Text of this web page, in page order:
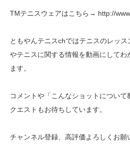
TMテニスウェアはこちら→ http://
ともやんテニスchではテニスのレッ
やテニスに関する情報を動画にしてわ
ます。
コメントや「こんなショットについて
クエストもお待ちしています。
チャンネル登録、高評価よろしくお願